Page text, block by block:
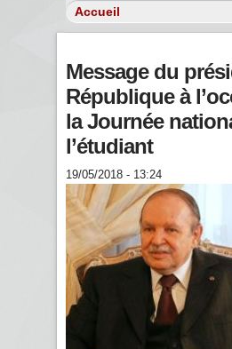
Message du
République à
la Journée
l’étudiant
19/05/2018 - 13:24